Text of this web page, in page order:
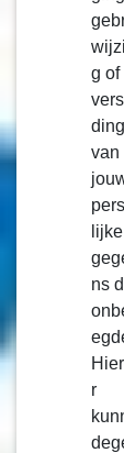
g of
ding
van
lijke
ns
r